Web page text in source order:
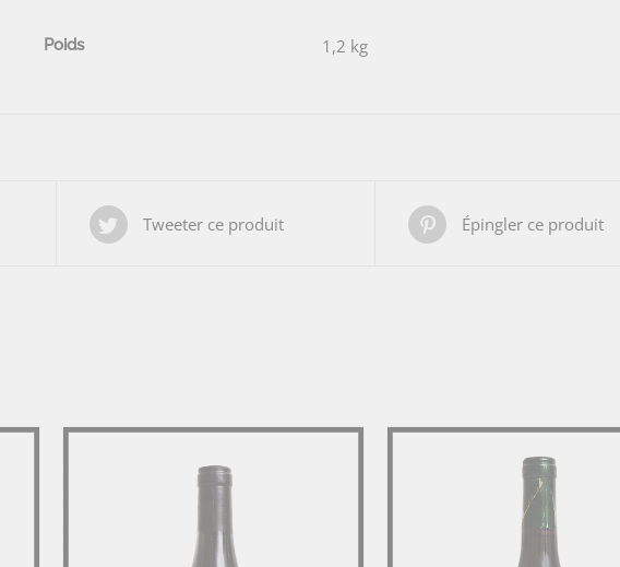
Poids 1,2 kg
Tweeter ce produit Épingler ce produit